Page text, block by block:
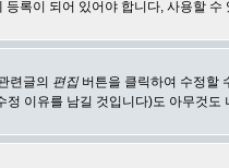
록이 되어 있어야 합니다, 사용할
련글의 편집버튼을 클릭하여 수정할
이유를 남길 것입니다)도 아무것